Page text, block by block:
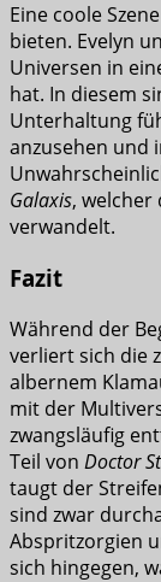
Eine coole
bieten. Evelyn
Universen in
hat. In diesem
Unterhaltung
anzusehen und
Galaxis, welcher
verwandelt.
Fazit
Während der
verliert sich die
albernem
mit der
zwangsläufig
Teil von Doctor
taugt der
sind zwar
Abspritzorgien
sich hingegen,